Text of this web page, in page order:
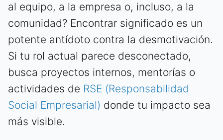
al equipo, a la empresa o, incluso, a la
comunidad? Encontrar significado es un
potente antídoto contra la desmotivación.
Si tu rol actual parece desconectado,
busca proyectos internos, mentorías o
actividades de RSE (Responsabilidad
Social Empresarial) donde tu impacto sea
más visible.